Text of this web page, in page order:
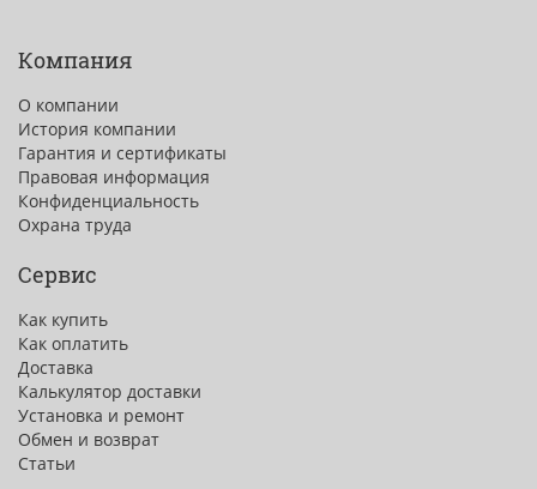
Компания
О компании
История компании
Гарантия и сертификаты
Правовая информация
Конфиденциальность
Охрана труда
Сервис
Как купить
Как оплатить
Доставка
Калькулятор доставки
Установка и ремонт
Обмен и возврат
Статьи